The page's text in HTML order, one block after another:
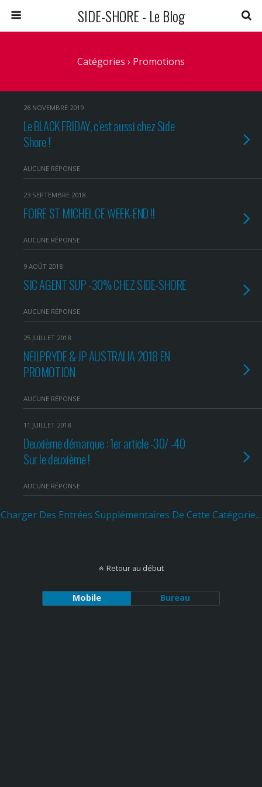
SIDE-SHORE - Le Blog
Catégories › Promotions
26 NOVEMBRE 2019
Le BLACK FRIDAY, c’est aussi chez Side
Shore !
AUCUNE RÉPONSE
23 SEPTEMBRE 2018
FOIRE ST MICHEL CE WEEK-END !!
AUCUNE RÉPONSE
9 AOÛT 2018
SIC AGENT SUP -30% CHEZ SIDE-SHORE
AUCUNE RÉPONSE
25 JUILLET 2018
NEILPRYDE & JP AUSTRALIA 2018 EN
PROMOTION
AUCUNE RÉPONSE
11 JUILLET 2018
Deuxième démarque : 1er article -30/ -40
Sur le deuxième !
AUCUNE RÉPONSE
Charger Des Entrées Supplémentaires De Cette Catégorie…
Retour au début
Mobile Bureau